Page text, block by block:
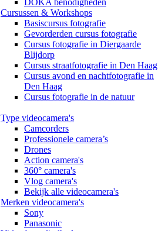
DOKA benodigheden
Cursussen & Workshops
Basiscursus fotografie
Gevorderden cursus fotografie
Cursus fotografie in Diergaarde
Blijdorp
Cursus straatfotografie in Den Haag
Cursus avond en nachtfotografie in
Den Haag
Cursus fotografie in de natuur
Type videocamera's
Camcorders
Professionele camera’s
Drones
Action camera's
360° camera's
Vlog camera's
Bekijk alle videocamera's
Merken videocamera's
Sony
Panasonic